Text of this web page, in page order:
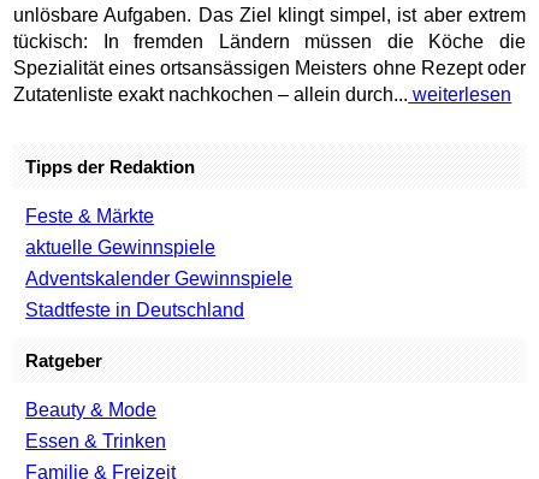
unlösbare Aufgaben. Das Ziel klingt simpel, ist aber extrem
tückisch: In fremden Ländern müssen die Köche die
Spezialität eines ortsansässigen Meisters ohne Rezept oder
Zutatenliste exakt nachkochen – allein durch... weiterlesen
Tipps der Redaktion
Feste & Märkte
aktuelle Gewinnspiele
Adventskalender Gewinnspiele
Stadtfeste in Deutschland
Ratgeber
Beauty & Mode
Essen & Trinken
Familie & Freizeit